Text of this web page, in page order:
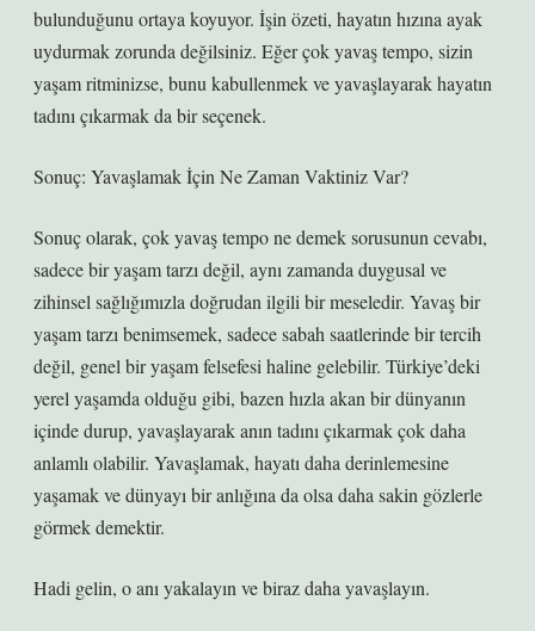
bulunduğunu ortaya koyuyor. İşin özeti, hayatın hızına ayak
uydurmak zorunda değilsiniz. Eğer çok yavaş tempo, sizin
yaşam ritminizse, bunu kabullenmek ve yavaşlayarak hayatın
tadını çıkarmak da bir seçenek.
Sonuç: Yavaşlamak İçin Ne Zaman Vaktiniz Var?
Sonuç olarak, çok yavaş tempo ne demek sorusunun cevabı,
sadece bir yaşam tarzı değil, aynı zamanda duygusal ve
zihinsel sağlığımızla doğrudan ilgili bir meseledir. Yavaş bir
yaşam tarzı benimsemek, sadece sabah saatlerinde bir tercih
değil, genel bir yaşam felsefesi haline gelebilir. Türkiye’deki
yerel yaşamda olduğu gibi, bazen hızla akan bir dünyanın
içinde durup, yavaşlayarak anın tadını çıkarmak çok daha
anlamlı olabilir. Yavaşlamak, hayatı daha derinlemesine
yaşamak ve dünyayı bir anlığına da olsa daha sakin gözlerle
görmek demektir.
Hadi gelin, o anı yakalayın ve biraz daha yavaşlayın.